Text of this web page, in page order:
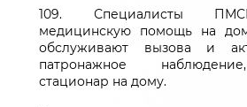
109. Специалисты
медицинскую помощь на
обслуживают вызова и
патронажное
стационар на дому.